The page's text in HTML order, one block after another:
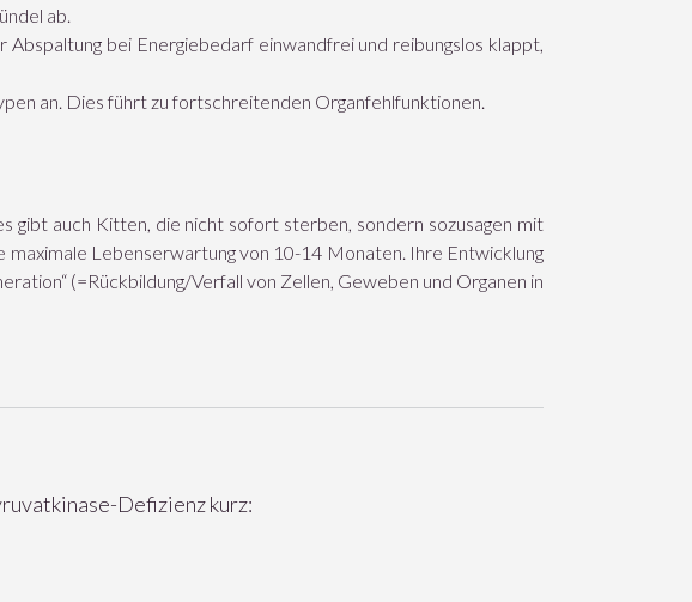
ab.
bei Energiebedarf einwandfrei und reibungslos klappt,
an. Dies führt zu fortschreitenden Organfehlfunktionen.
auch Kitten, die nicht sofort sterben, sondern sozusagen mit
Lebenserwartung von 10-14 Monaten. Ihre Entwicklung
(=Rückbildung/Verfall von Zellen, Geweben und Organen in
Defizienz kurz: